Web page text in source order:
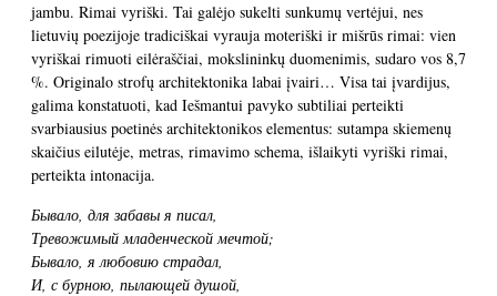
jambu. Rimai vyriški. Tai galėjo sukelti sunkumų vertėjui, nes
lietuvių poezijoje tradiciškai vyrauja moteriški ir mišrūs rimai: vien
vyriškai rimuoti eilėraščiai, mokslininkų duomenimis, sudaro vos 8,7
%. Originalo strofų architektonika labai įvairi… Visa tai įvardijus,
galima konstatuoti, kad Iešmantui pavyko subtiliai perteikti
svarbiausius poetinės architektonikos elementus: sutampa skiemenų
skaičius eilutėje, metras, rimavimo schema, išlaikyti vyriški rimai,
perteikta intonacija.
Бывало, для забавы я писал,
Тревожимый младенческой мечтой;
Бывало, я любовию страдал,
И, с бурною, пылающей душой,